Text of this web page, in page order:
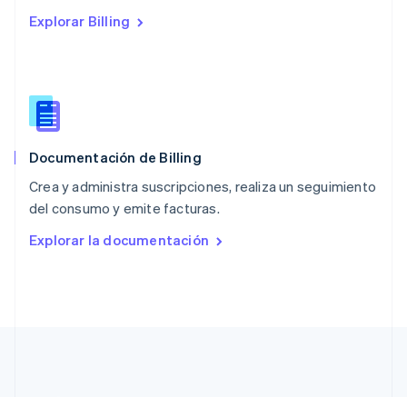
Explorar Billing
Documentación de Billing
Crea y administra suscripciones, realiza un seguimiento
del consumo y emite facturas.
Explorar la documentación
NederlandsEnglish
Português
RAE de Hong Kong, China
Reino Unido
República Checa
English
English